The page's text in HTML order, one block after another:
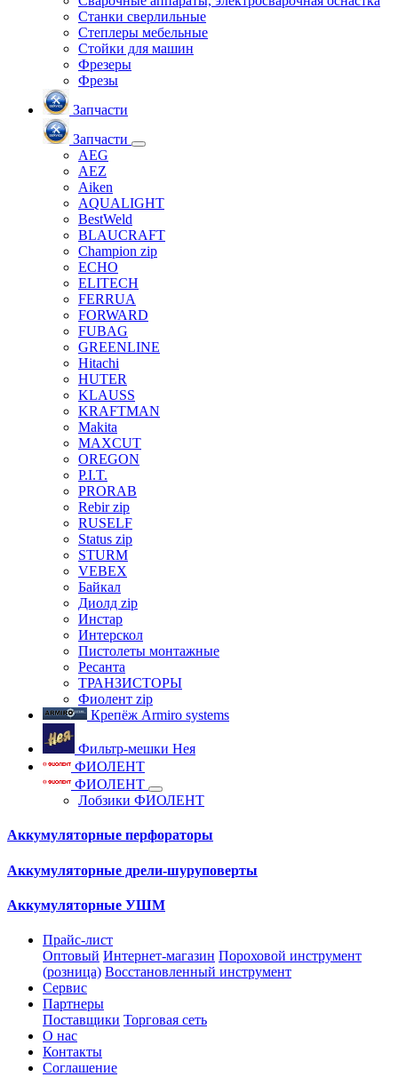
Станки сверлильные
Степлеры мебельные
Стойки для машин
Фрезеры
Фрезы
Запчасти
Запчасти
AEG
AEZ
Aiken
AQUALIGHT
BestWeld
BLAUCRAFT
Champion zip
ECHO
ELITECH
FERRUA
FORWARD
FUBAG
GREENLINE
Hitachi
HUTER
KLAUSS
KRAFTMAN
Makita
MAXCUT
OREGON
P.I.T.
PRORAB
Rebir zip
RUSELF
Status zip
STURM
VEBEX
Байкал
Диолд zip
Инстар
Интерскол
Пистолеты монтажные
Ресанта
ТРАНЗИСТОРЫ
Фиолент zip
Крепёж Armiro systems
Фильтр-мешки Нея
ФИОЛЕНТ
ФИОЛЕНТ
Лобзики ФИОЛЕНТ
Аккумуляторные перфораторы
Аккумуляторные дрели-шуруповерты
Аккумуляторные УШМ
Прайс-лист
Оптовый Интернет-магазин Пороховой инструмент
(розница) Восстановленный инструмент
Сервис
Партнеры
Поставщики Торговая сеть
О нас
Контакты
Соглашение